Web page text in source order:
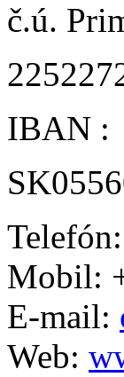
č.ú.
IBAN :
Mobil:
E-mail:
Web: